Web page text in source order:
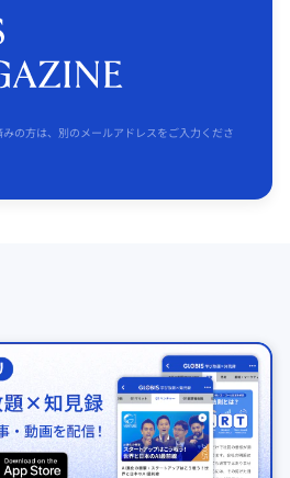
の方は、別のメールアドレスをご入力くださ